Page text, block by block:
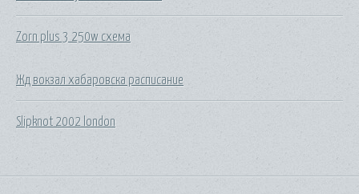
Zorn plus 3 250w схема
Жд вокзал хабаровска расписание
Slipknot 2002 london